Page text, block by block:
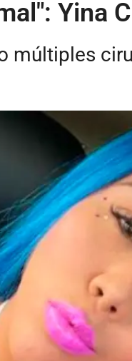
Yina
múltiples